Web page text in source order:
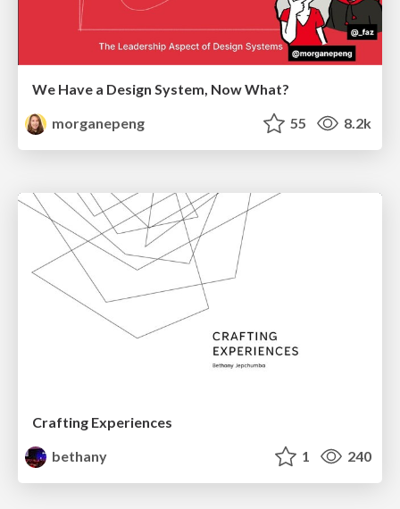
We Have a Design System, Now What?
morganepeng
55 8.2k
Crafting Experiences
bethany
1 240